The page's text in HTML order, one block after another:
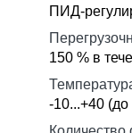
ПИД-
150 % в
-10...+40